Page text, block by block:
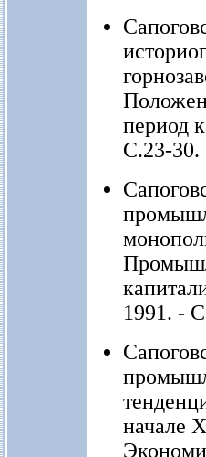
период
С.23-30.
1991. -
начале